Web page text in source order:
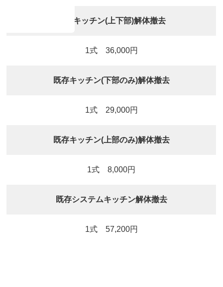
既存キッチン(上下部)解体撤去
1式 36,000円
既存キッチン(下部のみ)解体撤去
1式 29,000円
既存キッチン(上部のみ)解体撤去
1式 8,000円
既存システムキッチン解体撤去
1式 57,200円